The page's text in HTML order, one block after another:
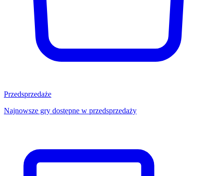
Przedsprzedaże
Najnowsze gry dostępne w przedsprzedaży